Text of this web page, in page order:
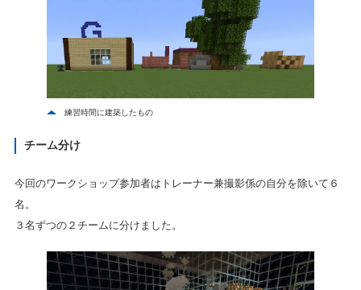
練習時間に建築したもの
チーム分け
今回のワークショップ参加者はトレーナー兼撮影係の自分を除いて６
名。
３名ずつの２チームに分けました。